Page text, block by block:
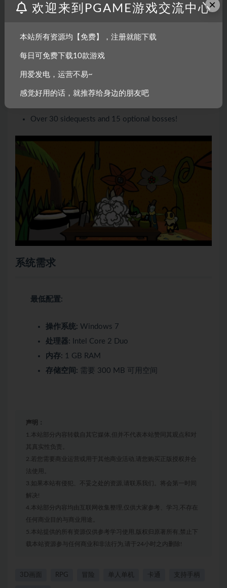
Explore unique areas including: The Ant Kingdom, the
treacherous Snakemouth Den, the picturesque Golden
Kingdom!
Utilize a cooking system to turn ingredients into items
Engage in a Tattle System that lets you hear your party
interact with each other as they discover all the
Over 30 sidequests and 15 optional bosses!
系统需求
最低配置:
操作系统: Windows 7
处理器: Intel Core 2 Duo
内存: 1 GB RAM
存储空间: 需要 300 MB 可用空间
声明：
1.本站部分内容转载自其它媒体,但并不代表本站赞同其观点和对
其真实性负责。
2.若您需要商业运营或用于其他商业活动,请您购买正版授权并合
法使用。
3.如果本站有侵犯、不妥之处的资源,请联系我们。将会第一时间
解决!
4.本站部分内容均由互联网收集整理,仅供大家参考、学习,不存在
任何商业目的与商业用途。
5.本站提供的所有资源仅供参考学习使用,版权归原著所有,禁止下
载本站资源参与任何商业和非法行为,请于24小时之内删除!
3D画面 RPG 冒险 单人单机 卡通 支持手柄
×
欢迎来到PGAME游戏交流中心
本站所有资源均【免费】，注册就能下载
每日可免费下载10款游戏
用爱发电，运营不易~
感觉好用的话，就推荐给身边的朋友吧